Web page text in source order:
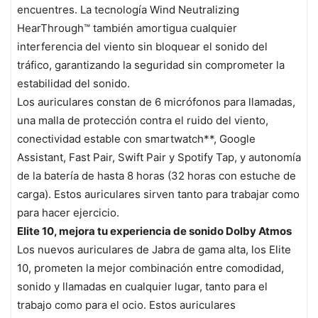
encuentres. La tecnología Wind Neutralizing
HearThrough™ también amortigua cualquier
interferencia del viento sin bloquear el sonido del
tráfico, garantizando la seguridad sin comprometer la
estabilidad del sonido.
Los auriculares constan de 6 micrófonos para llamadas,
una malla de protección contra el ruido del viento,
conectividad estable con smartwatch**, Google
Assistant, Fast Pair, Swift Pair y Spotify Tap, y autonomía
de la batería de hasta 8 horas (32 horas con estuche de
carga). Estos auriculares sirven tanto para trabajar como
para hacer ejercicio.
Elite 10, mejora tu experiencia de sonido Dolby Atmos
Los nuevos auriculares de Jabra de gama alta, los Elite
10, prometen la mejor combinación entre comodidad,
sonido y llamadas en cualquier lugar, tanto para el
trabajo como para el ocio. Estos auriculares